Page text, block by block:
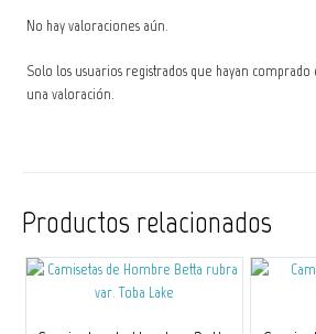
No hay valoraciones aún.
Solo los usuarios registrados que hayan
una valoración.
Productos relacionados